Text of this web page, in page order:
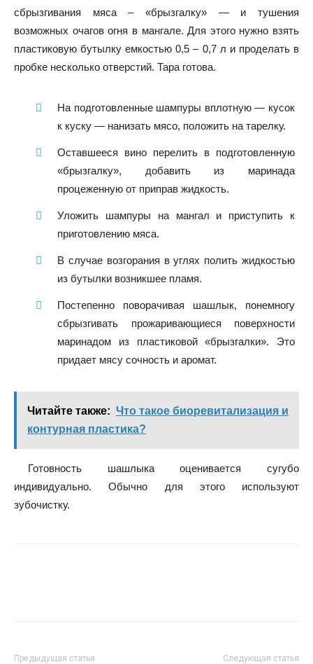
сбрызгивания мяса – «брызгалку» — и тушения
возможных очагов огня в мангале. Для этого нужно взять
пластиковую бутылку емкостью 0,5 – 0,7 л и проделать в
пробке несколько отверстий. Тара готова.
На подготовленные шампуры вплотную — кусок
к куску — нанизать мясо, положить на тарелку.
Оставшееся вино перелить в подготовленную
«брызгалку», добавить из маринада
процеженную от приправ жидкость.
Уложить шампуры на мангал и приступить к
приготовлению мяса.
В случае возгорания в углях полить жидкостью
из бутылки возникшее пламя.
Постепенно поворачивая шашлык, понемногу
сбрызгивать прожаривающиеся поверхности
маринадом из пластиковой «брызгалки». Это
придает мясу сочность и аромат.
Читайте также: Что такое биоревитализация и
контурная пластика?
Готовность шашлыка оценивается сугубо
индивидуально. Обычно для этого используют
зубочистку.
Предыдущая статья Следующая статья